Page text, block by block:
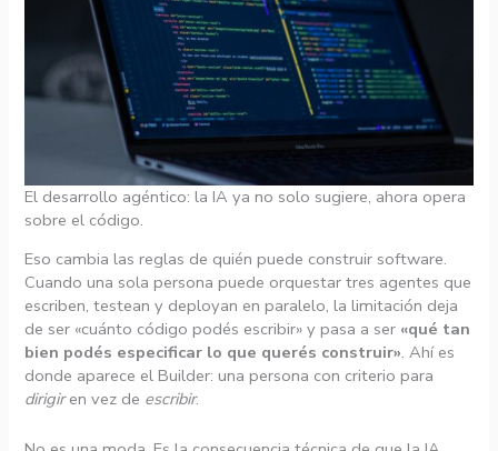
El desarrollo agéntico: la IA ya no solo sugiere, ahora opera
sobre el código.
Eso cambia las reglas de quién puede construir software.
Cuando una sola persona puede orquestar tres agentes que
escriben, testean y deployan en paralelo, la limitación deja
de ser «cuánto código podés escribir» y pasa a ser «qué tan
bien podés especificar lo que querés construir». Ahí es
donde aparece el Builder: una persona con criterio para
dirigiren vez de escribir.